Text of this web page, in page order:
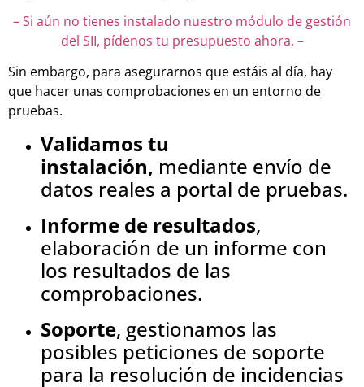
– Si aún no tienes instalado nuestro módulo de gestión
del SII, pídenos tu presupuesto ahora. –
Sin embargo, para asegurarnos que estáis al día, hay
que hacer unas comprobaciones en un entorno de
pruebas.
Validamos tu
instalación, mediante envío de
datos reales a portal de pruebas.
Informe de resultados,
elaboración de un informe con
los resultados de las
comprobaciones.
Soporte, gestionamos las
posibles peticiones de soporte
para la resolución de incidencias